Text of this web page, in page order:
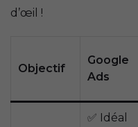
d’œil !
Objectif
Google
Ads
✅ Idéal